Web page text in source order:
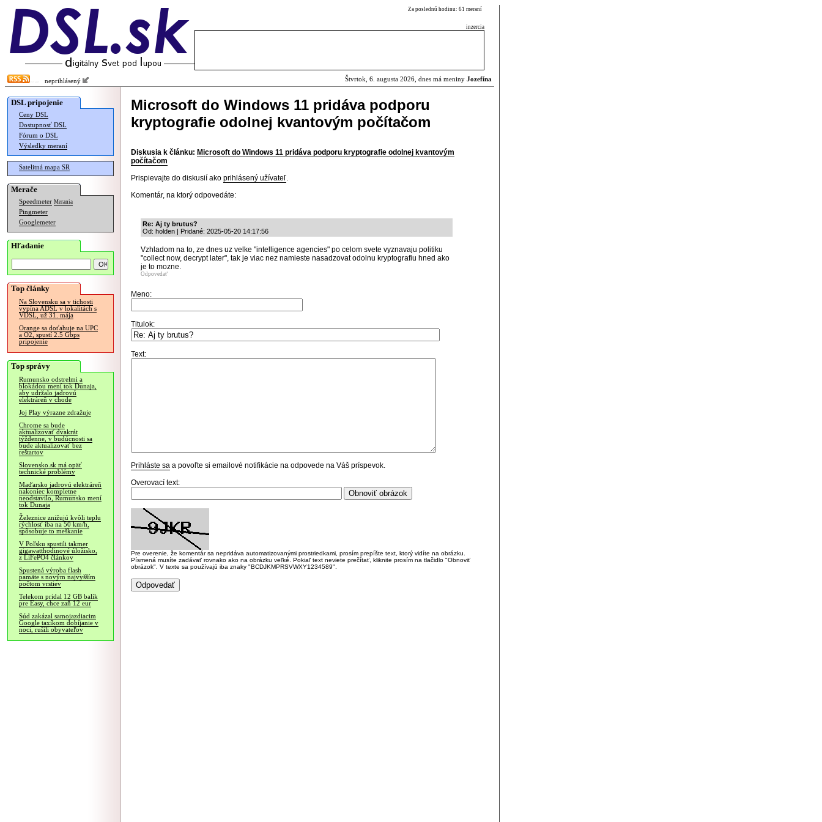
Za poslednú hodinu: 61 meraní
inzercia
neprihlásený Štvrtok, 6. augusta 2026, dnes má meniny Jozefína
DSL pripojenie
Ceny DSL
Dostupnosť DSL
Fórum o DSL
Výsledky meraní
Satelitná mapa SR
Merače
Speedmeter Merania
Pingmeter
Googlemeter
Hľadanie
Top články
Na Slovensku sa v tichosti
vypína ADSL v lokalitách s
VDSL, už 31. mája
Orange sa doťahuje na UPC
a O2, spustí 2.5 Gbps
pripojenie
Top správy
Rumunsko odstrelmi a
blokádou mení tok Dunaja,
aby udržalo jadrovú
elektráreň v chode
Joj Play výrazne zdražuje
Chrome sa bude
aktualizovať dvakrát
týždenne, v budúcnosti sa
bude aktualizovať bez
reštartov
Slovensko.sk má opäť
technické problémy
Maďarsko jadrovú elektráreň
nakoniec kompletne
neodstavilo, Rumunsko mení
tok Dunaja
Železnice znižujú kvôli teplu
rýchlosť iba na 50 km/h,
spôsobuje to meškanie
V Poľsku spustili takmer
gigawatthodinové úložisko,
z LiFePO4 článkov
Spustená výroba flash
pamäte s novým najvyšším
počtom vrstiev
Telekom pridal 12 GB balík
pre Easy, chce zaň 12 eur
Súd zakázal samojazdiacim
Google taxíkom dobíjanie v
noci, rušili obyvateľov
Microsoft do Windows 11 pridáva podporu
kryptografie odolnej kvantovým počítačom
Diskusia k článku: Microsoft do Windows 11 pridáva podporu kryptografie odolnej kvantovým
počítačom
Prispievajte do diskusií ako prihlásený užívateľ.
Komentár, na ktorý odpovedáte:
Re: Aj ty brutus?
Od: holden | Pridané: 2025-05-20 14:17:56
Vzhladom na to, ze dnes uz velke "intelligence agencies" po celom svete vyznavaju politiku
"collect now, decrypt later", tak je viac nez namieste nasadzovat odolnu kryptografiu hned ako
je to mozne.
Odpovedať
Meno:
Titulok:
Text:
Prihláste sa a povoľte si emailové notifikácie na odpovede na Váš príspevok.
Overovací text:
Pre overenie, že komentár sa nepridáva automatizovanými prostriedkami, prosím prepíšte text, ktorý vidíte na obrázku.
Písmená musíte zadávať rovnako ako na obrázku veľké. Pokiaľ text neviete prečítať, kliknite prosím na tlačidlo "Obnoviť
obrázok". V texte sa používajú iba znaky "BCDJKMPRSVWXY1234589".